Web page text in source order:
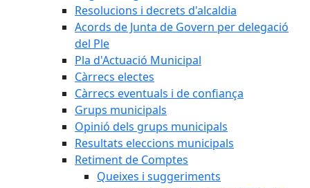
Resolucions i decrets d'alcaldia
Acords de Junta de Govern per delegació
del Ple
Pla d'Actuació Municipal
Càrrecs electes
Càrrecs eventuals i de confiança
Grups municipals
Opinió dels grups municipals
Resultats eleccions municipals
Retiment de Comptes
Queixes i suggeriments